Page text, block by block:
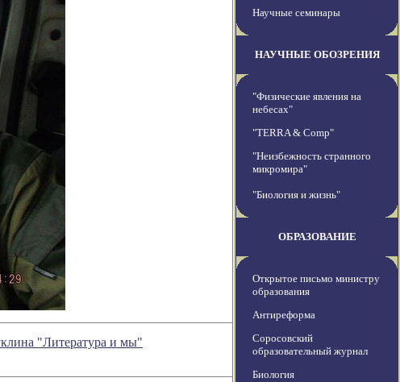
"Литература и мы"
Научные семинары
НАУЧНЫЕ ОБОЗРЕНИЯ
"Физические явления на
небесах"
"TERRA & Comp"
"Неизбежность странного
микромира"
"Биология и жизнь"
ОБРАЗОВАНИЕ
Открытое письмо министру
образования
Антиреформа
Соросовский
образовательный журнал
Биология